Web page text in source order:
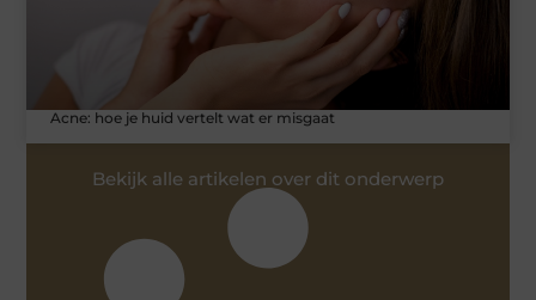
Acne: hoe je huid vertelt wat er misgaat
Bekijk alle artikelen over dit onderwerp